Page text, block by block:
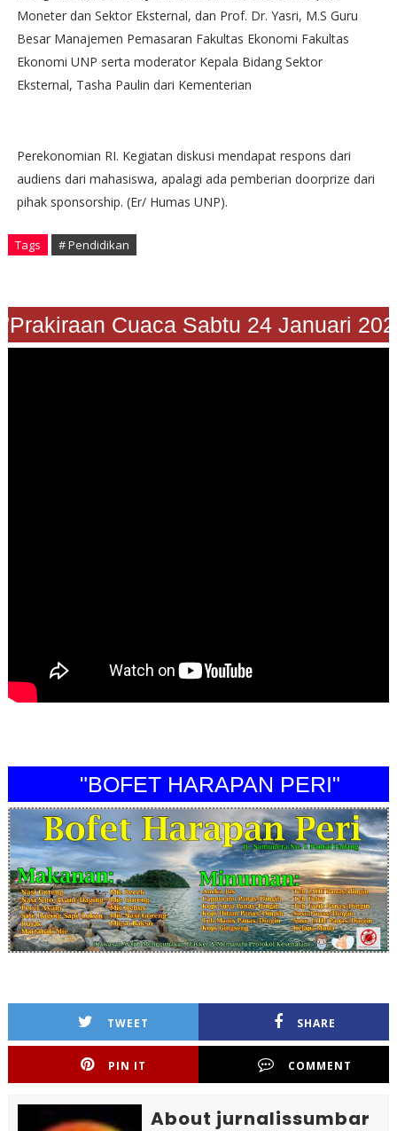
Moneter dan Sektor Eksternal, dan Prof. Dr. Yasri, M.S Guru
Besar Manajemen Pemasaran Fakultas Ekonomi Fakultas
Ekonomi UNP serta moderator Kepala Bidang Sektor
Eksternal, Tasha Paulin dari Kementerian
Perekonomian RI. Kegiatan diskusi mendapat respons dari
audiens dari mahasiswa, apalagi ada pemberian doorprize dari
pihak sponsorship. (Er/ Humas UNP).
Tags # Pendidikan
Cuaca Sabtu 24 Januari
"BOFET HARAPAN PERI"
TWEET SHARE
PIN IT COMMENT
About jurnalissumbar